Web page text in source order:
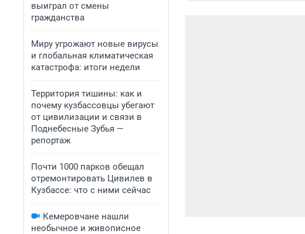
выиграл от смены
гражданства
Миру угрожают новые вирусы
и глобальная климатическая
катастрофа: итоги недели
Территория тишины: как и
почему кузбассовцы убегают
от цивилизации и связи в
Поднебесные Зубья —
репортаж
Почти 1000 парков обещал
отремонтировать Цивилев в
Кузбассе: что с ними сейчас
Кемеровчане нашли
необычное и живописное